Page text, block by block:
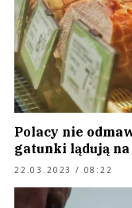
Polacy nie
gatunki lądują
22.03.2023 / 08:22